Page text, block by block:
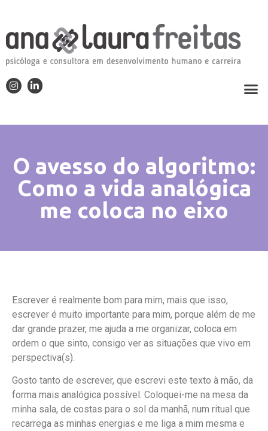
O avesso do algoritmo:
Como a vida analógica
me coloca no eixo
Escrever é realmente bom para mim, mais que isso,
escrever é muito importante para mim, porque além de me
dar grande prazer, me ajuda a me organizar, coloca em
ordem o que sinto, consigo ver as situações que vivo em
perspectiva(s).
Gosto tanto de escrever, que escrevi este texto à mão, da
forma mais analógica possível. Coloquei-me na mesa da
minha sala, de costas para o sol da manhã, num ritual que
recarrega as minhas energias e me liga a mim mesma e